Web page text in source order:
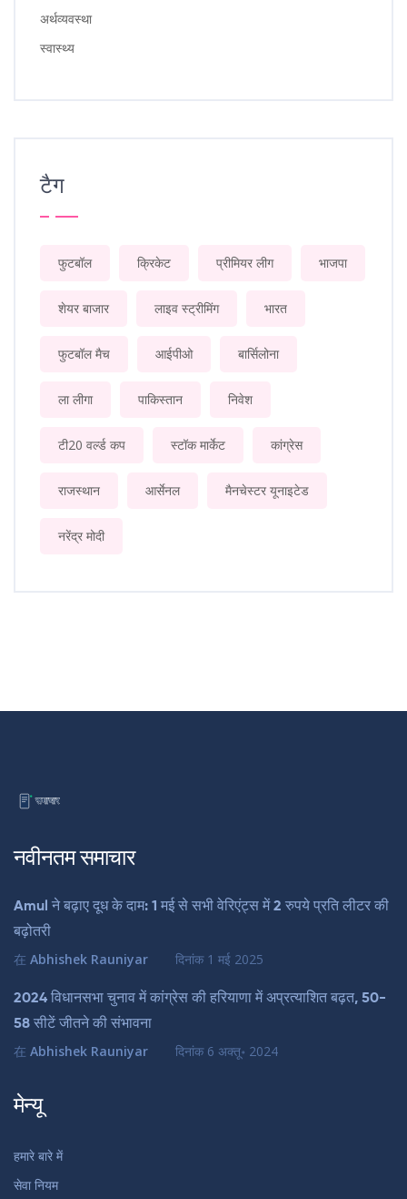
अर्थव्यवस्था
स्वास्थ्य
टैग
फुटबॉल क्रिकेट प्रीमियर लीग भाजपा
शेयर बाजार लाइव स्ट्रीमिंग भारत
फुटबॉल मैच आईपीओ बार्सिलोना
ला लीगा पाकिस्तान निवेश
टी20 वर्ल्ड कप स्टॉक मार्केट कांग्रेस
राजस्थान आर्सेनल मैनचेस्टर यूनाइटेड
नरेंद्र मोदी
नवीनतम समाचार
Amul ने बढ़ाए दूध के दाम: 1 मई से सभी वेरिएंट्स में 2 रुपये प्रति लीटर की
बढ़ोतरी
在 Abhishek Rauniyar दिनांक 1 मई 2025
2024 विधानसभा चुनाव में कांग्रेस की हरियाणा में अप्रत्याशित बढ़त, 50-
58 सीटें जीतने की संभावना
在 Abhishek Rauniyar दिनांक 6 अक्तू॰ 2024
मेन्यू
हमारे बारे में
सेवा नियम